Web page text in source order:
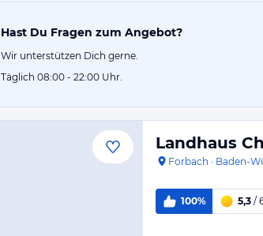
Hast Du Fragen zum Angebot?
Wir unterstützen Dich gerne.
Täglich 08:00 - 22:00 Uhr.
Landhaus
Forbach · Baden-
100% 5,3 /